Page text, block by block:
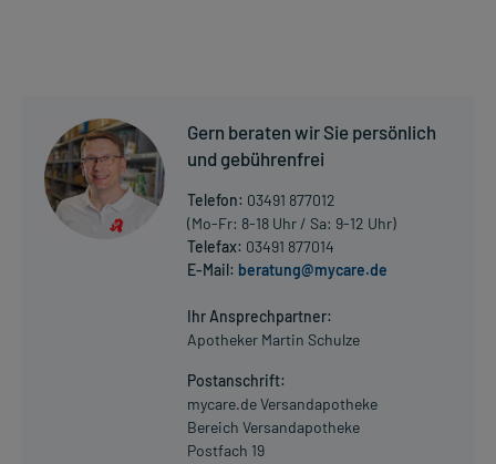
Gern beraten wir Sie persönlich
und gebührenfrei
Telefon: 03491 877012
(Mo-Fr: 8-18 Uhr / Sa: 9-12 Uhr)
Telefax: 03491 877014
E-Mail: beratung@mycare.de
Ihr Ansprechpartner:
Apotheker Martin Schulze
Postanschrift:
mycare.de Versandapotheke
Bereich Versandapotheke
Postfach 19